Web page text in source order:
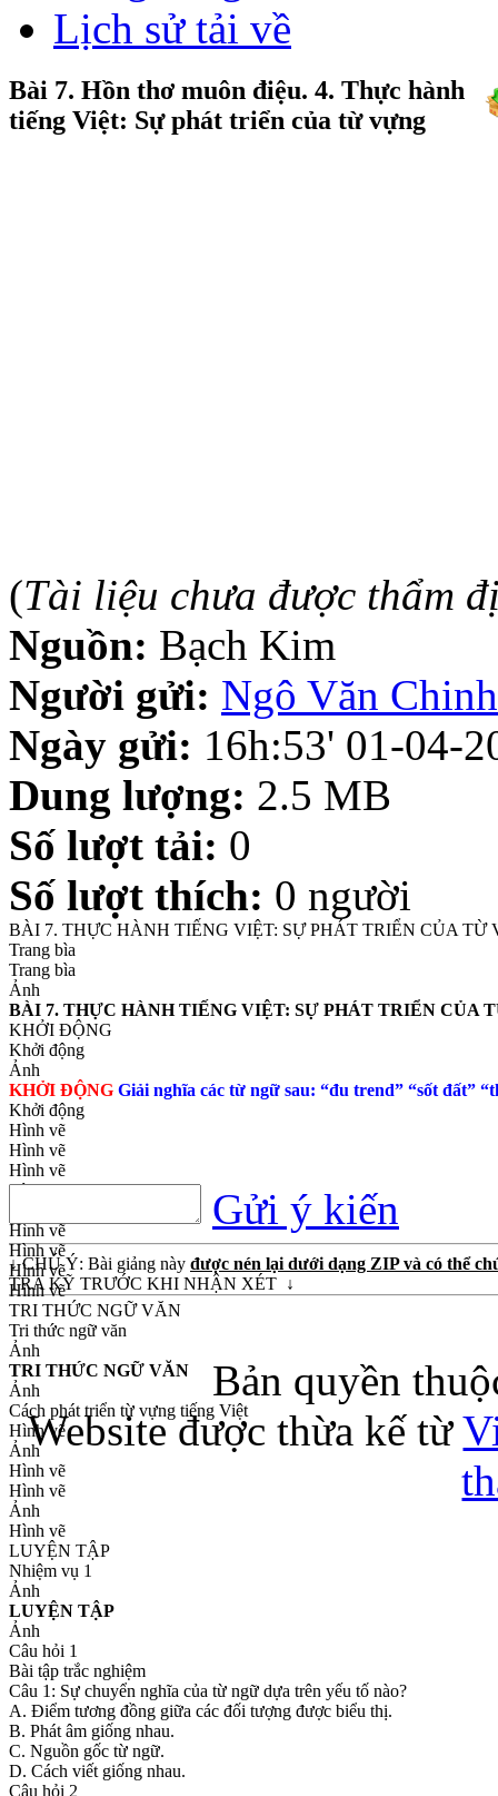
Lịch sử tải về
Bài 7. Hồn thơ muôn điệu. 4. Thực hành
tiếng Việt: Sự phát triển của từ vựng
(Tài liệu chưa được thẩm
Nguồn: Bạch Kim
Người gửi: Ngô Văn Chinh
Ngày gửi: 16h:53' 01-04-
Dung lượng: 2.5 MB
Số lượt tải: 0
Số lượt thích: 0 người
BÀI 7. THỰC HÀNH TIẾNG VIỆT: SỰ PHÁT TRIỂN CỦA TỪ
Trang bìa
Trang bìa
Ảnh
BÀI 7. THỰC HÀNH TIẾNG VIỆT: SỰ PHÁT TRIỂN CỦA
KHỞI ĐỘNG
Khởi động
Ảnh
KHỞI ĐỘNG Giải nghĩa các từ ngữ sau: “đu trend” “sốt đất”
Khởi động
Hình vẽ
Hình vẽ
Hình vẽ
Hình vẽ
Hình vẽ
Hình vẽ
Hình vẽ
Hình vẽ
TRI THỨC NGỮ VĂN
Tri thức ngữ văn
Ảnh
TRI THỨC NGỮ VĂN
Ảnh
Cách phát triển từ vựng tiếng Việt
Hình vẽ
Ảnh
Hình vẽ
Hình vẽ
Ảnh
Hình vẽ
LUYỆN TẬP
Nhiệm vụ 1
Ảnh
LUYỆN TẬP
Ảnh
Câu hỏi 1
Bài tập trắc nghiệm
Câu 1: Sự chuyển nghĩa của từ ngữ dựa trên yếu tố nào?
A. Điểm tương đồng giữa các đối tượng được biểu thị.
B. Phát âm giống nhau.
C. Nguồn gốc từ ngữ.
D. Cách viết giống nhau.
Câu hỏi 2
Gửi ý kiến
↓ CHÚ Ý: Bài giảng này được nén lại dưới dạng ZIP và có thể
TRA KỸ TRƯỚC KHI NHẬN XÉT ↓
Bản quyền
Website được thừa kế từ